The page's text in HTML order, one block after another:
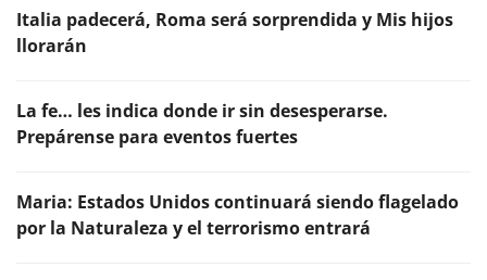
Italia padecerá, Roma será sorprendida y Mis hijos
llorarán
La fe… les indica donde ir sin desesperarse.
Prepárense para eventos fuertes
Maria: Estados Unidos continuará siendo flagelado
por la Naturaleza y el terrorismo entrará